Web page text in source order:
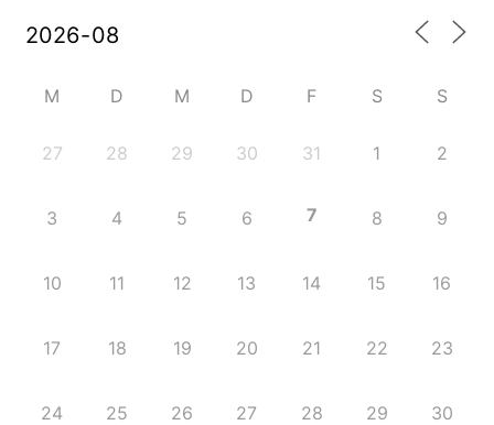
M D M D F S S
27 28 29 30 31 1 2
3 4 5 6 7 8 9
10 11 12 13 14 15 16
17 18 19 20 21 22 23
24 25 26 27 28 29 30